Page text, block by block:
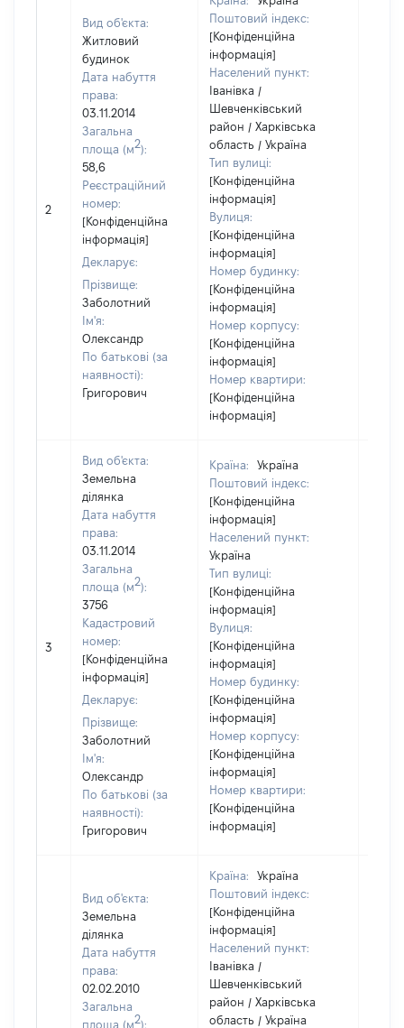
2
Вид об'єкта:
Житловий
будинок
Дата набуття
права:
03.11.2014
Загальна
площа (м2):
58,6
Реєстраційний
номер:
[Конфіденційна
інформація]
Декларує:
Прізвище:
Заболотний
Ім'я:
Олександр
По батькові (за
наявності):
Григорович
Поштовий індекс:
[Конфіденційна
інформація]
Населений пункт:
Іванівка /
Шевченківський
район / Харківська
область / Україна
Тип вулиці:
[Конфіденційна
інформація]
Вулиця:
[Конфіденційна
інформація]
Номер будинку:
[Конфіденційна
інформація]
Номер корпусу:
[Конфіденційна
інформація]
Номер квартири:
[Конфіденційна
інформація]
3
Вид об'єкта:
Земельна
ділянка
Дата набуття
права:
03.11.2014
Загальна
площа (м2):
3756
Кадастровий
номер:
[Конфіденційна
інформація]
Декларує:
Прізвище:
Заболотний
Ім'я:
Олександр
По батькові (за
наявності):
Григорович
Країна:
Україна
Поштовий індекс:
[Конфіденційна
інформація]
Населений пункт:
Україна
Тип вулиці:
[Конфіденційна
інформація]
Вулиця:
[Конфіденційна
інформація]
Номер будинку:
[Конфіденційна
інформація]
Номер корпусу:
[Конфіденційна
інформація]
Номер квартири:
[Конфіденційна
інформація]
Вид об'єкта:
Земельна
ділянка
Дата набуття
права:
02.02.2010
Загальна
площа (м2):
Країна:
Україна
Поштовий індекс:
[Конфіденційна
інформація]
Населений пункт:
Іванівка /
Шевченківський
район / Харківська
область / Україна